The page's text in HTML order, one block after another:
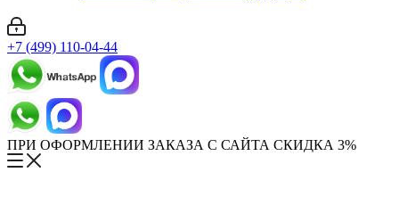
+7 (499) 110-04-44
ПРИ ОФОРМЛЕНИИ ЗАКАЗА С САЙТА СКИДКА 3%